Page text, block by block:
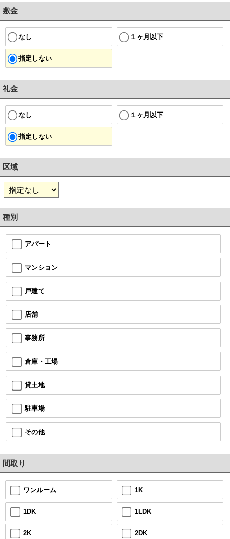
敷金
なし １ヶ月以下
指定しない
礼金
なし １ヶ月以下
指定しない
区域
種別
アパート
マンション
戸建て
店舗
事務所
倉庫・工場
貸土地
駐車場
その他
間取り
ワンルーム 1K
1DK 1LDK
2K 2DK